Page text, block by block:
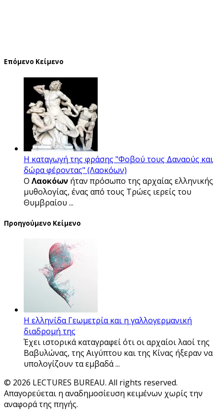
Επόμενο Κείμενο
Η καταγωγή της φράσης "Φοβού τους Δαναούς και
δώρα φέροντας" (Λαοκόων)
O Λαοκόων ήταν πρόσωπο της αρχαίας ελληνικής
μυθολογίας, ένας από τους Τρώες ιερείς του
Θυμβραίου ...
Προηγούμενο Κείμενο
Η ελληνίδα Γεωμετρία και η γαλλογερμανική
διαδρομή της
Έχει ιστορικά καταγραφεί ότι οι αρχαίοι λαοί της
Βαβυλώνας, της Αιγύπτου και της Κίνας ήξεραν να
υπολογίζουν τα εμβαδά ...
© 2026 LECTURES BUREAU. All rights reserved.
Απαγορεύεται η αναδημοσίευση κειμένων χωρίς την
αναφορά της πηγής.